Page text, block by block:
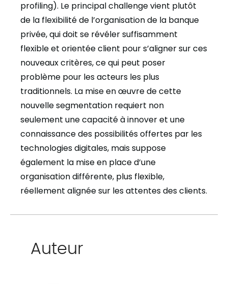
profiling). Le principal challenge vient plutôt
de la flexibilité de l’organisation de la banque
privée, qui doit se révéler suffisamment
flexible et orientée client pour s’aligner sur ces
nouveaux critères, ce qui peut poser
problème pour les acteurs les plus
traditionnels. La mise en œuvre de cette
nouvelle segmentation requiert non
seulement une capacité à innover et une
connaissance des possibilités offertes par les
technologies digitales, mais suppose
également la mise en place d’une
organisation différente, plus flexible,
réellement alignée sur les attentes des clients.
Auteur